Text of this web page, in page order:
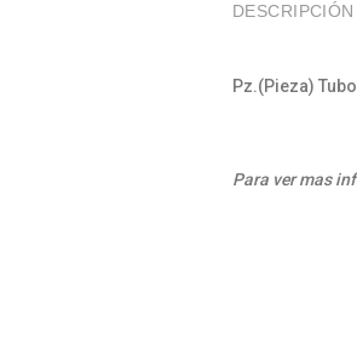
DESCRIPCIÓN
Pz.(Pieza)
Para ver mas